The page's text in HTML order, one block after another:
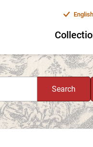
English
Search